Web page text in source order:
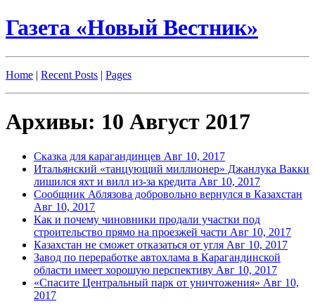
Газета «Новый Вестник»
Home | Recent Posts | Pages
Архивы: 10 Август 2017
Сказка для карагандинцев Авг 10, 2017
Итальянский «танцующий миллионер» Джанлука Вакки
лишился яхт и вилл из-за кредита Авг 10, 2017
Сообщник Аблязова добровольно вернулся в Казахстан
Авг 10, 2017
Как и почему чиновники продали участки под
строительство прямо на проезжей части Авг 10, 2017
Казахстан не сможет отказаться от угля Авг 10, 2017
Завод по переработке автохлама в Карагандинской
области имеет хорошую перспективу Авг 10, 2017
«Спасите Центральный парк от уничтожения» Авг 10,
2017